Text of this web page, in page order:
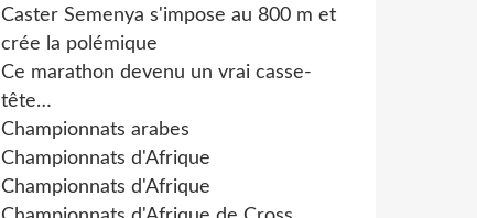
Caster Semenya s'impose au 800 m et
crée la polémique
Ce marathon devenu un vrai casse-
tête…
Championnats arabes
Championnats d'Afrique
Championnats d'Afrique